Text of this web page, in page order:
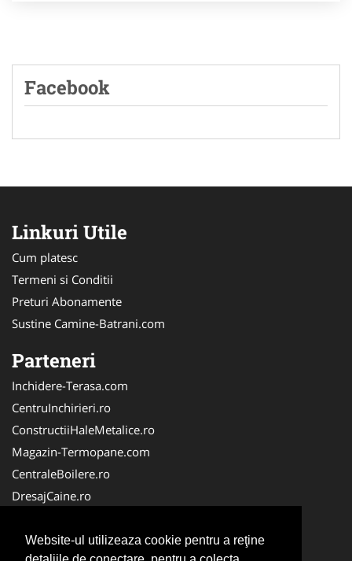
Website-ul utilizeaza cookie pentru a reţine
Facebook
Linkuri Utile
Cum platesc
Termeni si Conditii
Preturi Abonamente
Sustine Camine-Batrani.com
Parteneri
Inchidere-Terasa.com
CentruInchirieri.ro
ConstructiiHaleMetalice.ro
Magazin-Termopane.com
CentraleBoilere.ro
DresajCaine.ro
Alpinist-Utilitar.com